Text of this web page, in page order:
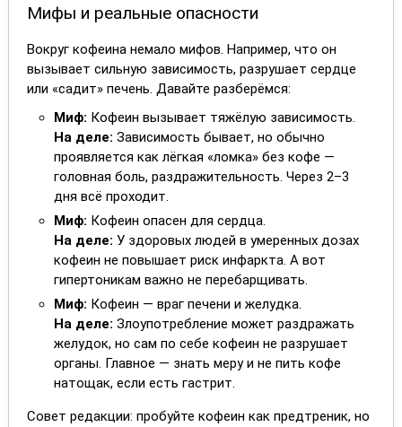
Мифы и реальные опасности
Вокруг кофеина немало мифов. Например, что он
вызывает сильную зависимость, разрушает сердце
или «садит» печень. Давайте разберёмся:
Миф: Кофеин вызывает тяжёлую зависимость.
На деле: Зависимость бывает, но обычно
проявляется как лёгкая «ломка» без кофе —
головная боль, раздражительность. Через 2–3
дня всё проходит.
Миф: Кофеин опасен для сердца.
На деле: У здоровых людей в умеренных дозах
кофеин не повышает риск инфаркта. А вот
гипертоникам важно не перебарщивать.
Миф: Кофеин — враг печени и желудка.
На деле: Злоупотребление может раздражать
желудок, но сам по себе кофеин не разрушает
органы. Главное — знать меру и не пить кофе
натощак, если есть гастрит.
Совет редакции: пробуйте кофеин как предтреник, но